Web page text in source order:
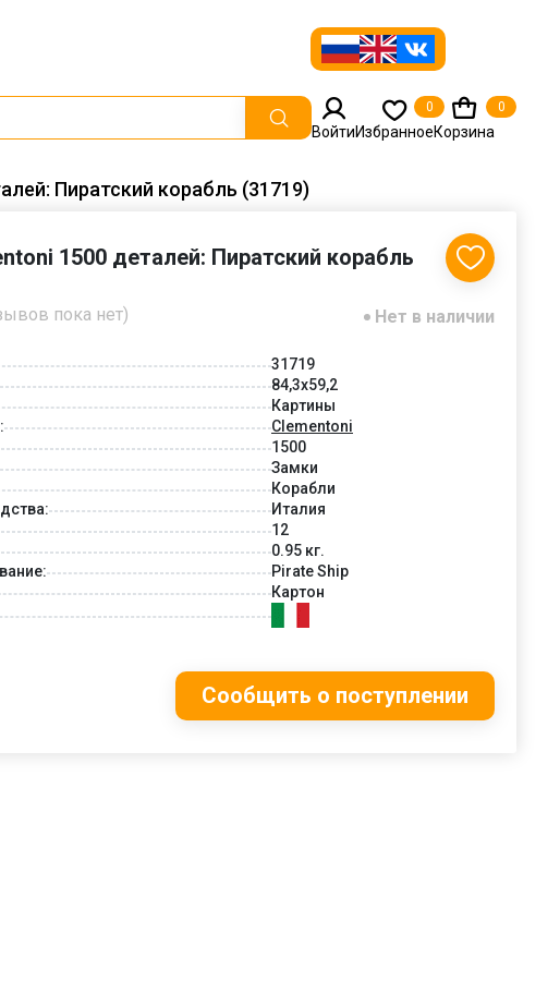
ВойтиИзбранное
0
Корзина
0
Пиратский корабль (31719)
1500 деталей: Пиратский корабль
пока нет) Нет в наличии
31719
84,3x59,2
Картины
Clementoni
1500
Замки
Корабли
Италия
12
0.95 кг.
Pirate Ship
Картон
Сообщить о поступлении